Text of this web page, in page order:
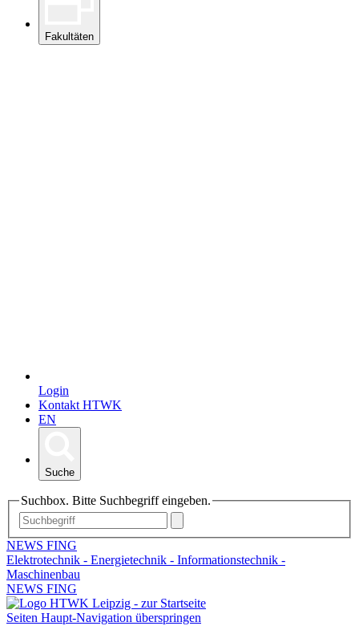
Fakultäten
Login
Kontakt HTWK
EN
Suche
Suchbox. Bitte Suchbegriff eingeben.
NEWS FING
Elektrotechnik - Energietechnik - Informationstechnik -
Maschinenbau
NEWS FING
Seiten Haupt-Navigation überspringen